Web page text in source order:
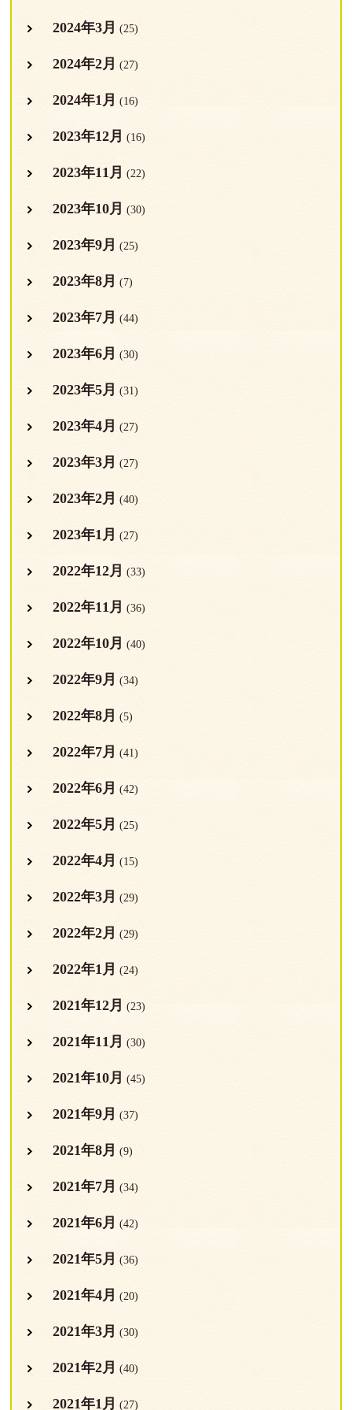
2024年3月 (25)
2024年2月 (27)
2024年1月 (16)
2023年12月 (16)
2023年11月 (22)
2023年10月 (30)
2023年9月 (25)
2023年8月 (7)
2023年7月 (44)
2023年6月 (30)
2023年5月 (31)
2023年4月 (27)
2023年3月 (27)
2023年2月 (40)
2023年1月 (27)
2022年12月 (33)
2022年11月 (36)
2022年10月 (40)
2022年9月 (34)
2022年8月 (5)
2022年7月 (41)
2022年6月 (42)
2022年5月 (25)
2022年4月 (15)
2022年3月 (29)
2022年2月 (29)
2022年1月 (24)
2021年12月 (23)
2021年11月 (30)
2021年10月 (45)
2021年9月 (37)
2021年8月 (9)
2021年7月 (34)
2021年6月 (42)
2021年5月 (36)
2021年4月 (20)
2021年3月 (30)
2021年2月 (40)
2021年1月 (27)